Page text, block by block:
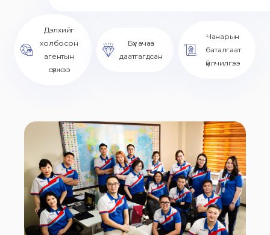
Дэлхийг
холбосон
агентын
сүлжээ
Бүх ачаа
даатгагдсан
Чанарын
баталгаат
үйлчилгээ